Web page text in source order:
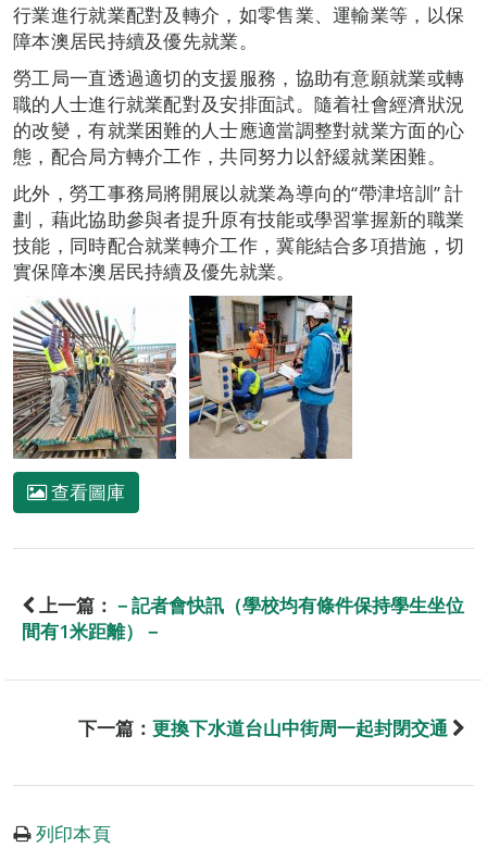
行業進行就業配對及轉介，如零售業、運輸業等，以保
障本澳居民持續及優先就業。
勞工局一直透過適切的支援服務，協助有意願就業或轉
職的人士進行就業配對及安排面試。隨着社會經濟狀況
的改變，有就業困難的人士應適當調整對就業方面的心
態，配合局方轉介工作，共同努力以舒緩就業困難。
此外，勞工事務局將開展以就業為導向的“帶津培訓” 計
劃，藉此協助參與者提升原有技能或學習掌握新的職業
技能，同時配合就業轉介工作，冀能結合多項措施，切
實保障本澳居民持續及優先就業。
查看圖庫
上一篇： －記者會快訊（學校均有條件保持學生坐位
間有1米距離）－
下一篇： 更換下水道台山中街周一起封閉交通
列印本頁